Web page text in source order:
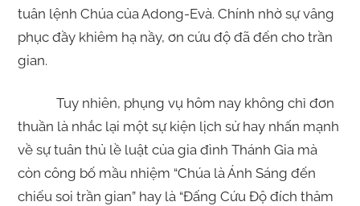
tuân lệnh Chúa của Adong-Evà. Chính nhờ sự vâng
phục đầy khiêm hạ nầy, ơn cứu độ đã đến cho trần
gian.
Tuy nhiên, phụng vụ hôm nay không chỉ đơn
thuần là nhắc lại một sự kiện lịch sử hay nhấn mạnh
về sự tuân thủ lề luật của gia đình Thánh Gia mà
còn công bố mầu nhiệm “Chúa là Ánh Sáng đến
chiếu soi trần gian” hay là “Đấng Cứu Độ đích thăm